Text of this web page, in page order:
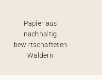
Papier aus
nachhaltig
bewirtschafteten
Wäldern